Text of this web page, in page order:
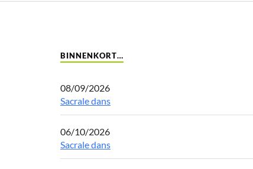
BINNENKORT…
08/09/2026
Sacrale dans
06/10/2026
Sacrale dans